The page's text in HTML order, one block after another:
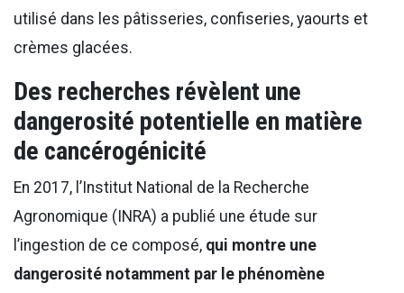
utilisé dans les pâtisseries, confiseries, yaourts et
crèmes glacées.
Des recherches révèlent une
dangerosité potentielle en matière
de cancérogénicité
En 2017, l’Institut National de la Recherche
Agronomique (INRA) a publié une étude sur
l’ingestion de ce composé, qui montre une
dangerosité notamment par le phénomène